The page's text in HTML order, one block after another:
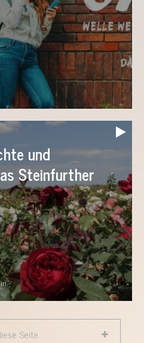
Audio-
Player
und
Steinfurther
Seite